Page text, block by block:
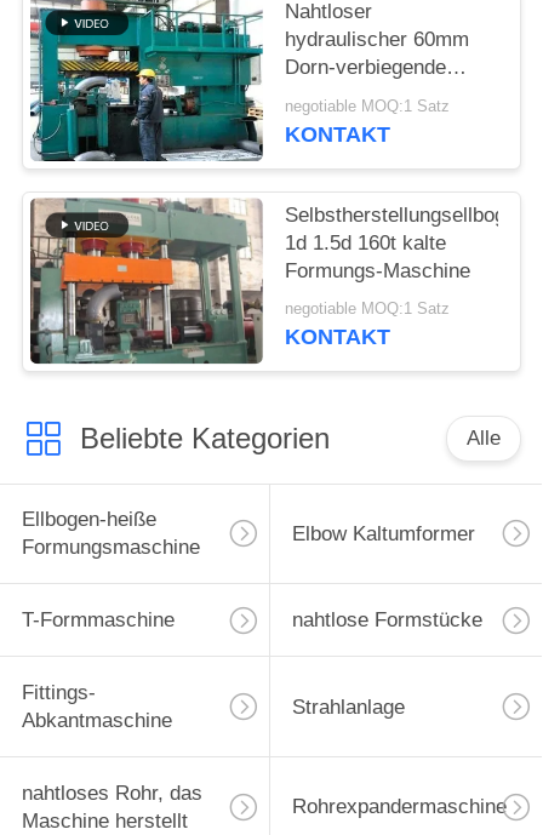
POLICY
Nahtloser
hydraulischer 60mm
Dorn-verbiegende
Maschinen-legierter
Stahl Erw
negotiable MOQ:1 Satz
KONTAKT
Selbstherstellungsellbogen
1d 1.5d 160t kalte
Formungs-Maschine
negotiable MOQ:1 Satz
KONTAKT
Beliebte Kategorien Alle
Ellbogen-heiße
Formungsmaschine
Elbow Kaltumformer
T-Formmaschine nahtlose Formstücke
Fittings-
Abkantmaschine
Strahlanlage
nahtloses Rohr, das
Maschine herstellt
Rohrexpandermaschine